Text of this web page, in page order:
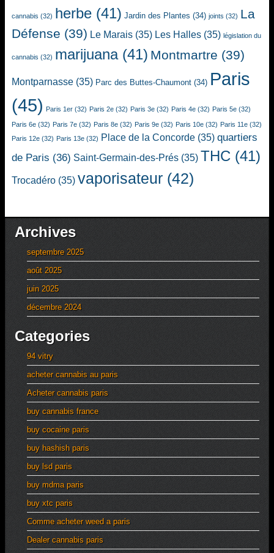
cannabis (32) herbe (41) Jardin des Plantes (34) joints (32) La
Défense (39) Le Marais (35) Les Halles (35) législation du
cannabis (32) marijuana(41) Montmartre (39)
Montparnasse (35) Parc des Buttes-Chaumont (34) Paris
(45) Paris 1er (32) Paris 2e (32) Paris 3e (32) Paris 4e (32) Paris 5e (32)
Paris 6e (32) Paris 7e (32) Paris 8e (32) Paris 9e (32) Paris 10e (32) Paris 11e (32)
Paris 12e (32) Paris 13e (32) Place de la Concorde (35) quartiers
de Paris (36) Saint-Germain-des-Prés (35) THC (41)
Trocadéro (35) vaporisateur (42)
Archives
septembre 2025
août 2025
juin 2025
décembre 2024
Categories
94 vitry
acheter cannabis au paris
Acheter cannabis paris
buy cannabis france
buy cocaine paris
buy hashish paris
buy lsd paris
buy mdma paris
buy xtc paris
Comme acheter weed a paris
Dealer cannabis paris